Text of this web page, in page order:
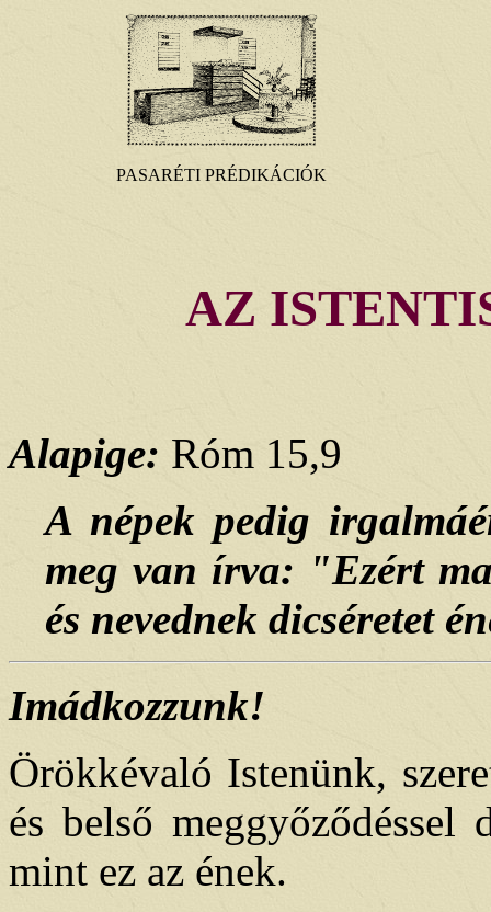
PASARÉTI PRÉDIKÁCIÓK
AZ
Alapige: Róm 15,9
A népek pedig
meg van írva: "Ezért
és nevednek dicséretet
Imádkozzunk!
Örökkévaló Istenünk,
és belső meggyőződéssel
mint ez az ének.